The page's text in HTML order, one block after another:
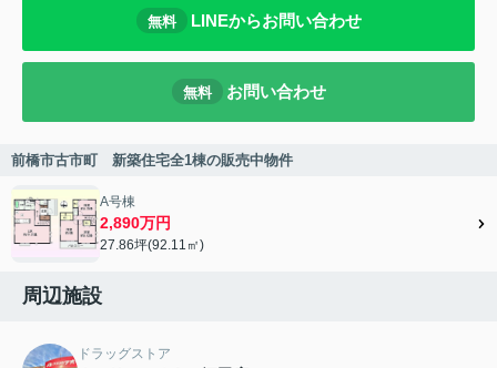
無料 LINEからお問い合わせ
無料 お問い合わせ
前橋市古市町 新築住宅全1棟の販売中物件
A号棟
2,890万円
27.86坪(92.11㎡)
周辺施設
ドラッグストア